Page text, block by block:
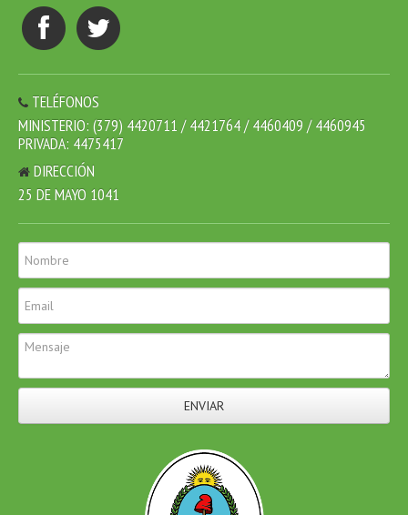
TELÉFONOS
MINISTERIO: (379) 4420711 / 4421764 / 4460409 / 4460945
PRIVADA: 4475417
DIRECCIÓN
25 DE MAYO 1041
ENVIAR